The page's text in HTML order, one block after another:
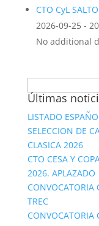
CTO CyL
2026-09-25 -
No additional
Últimas
LISTADO
SELECCION DE
CLASICA 2026
CTO CESA Y
2026. APLAZADO
CONVOCATORIA
TREC
CONVOCATORIA